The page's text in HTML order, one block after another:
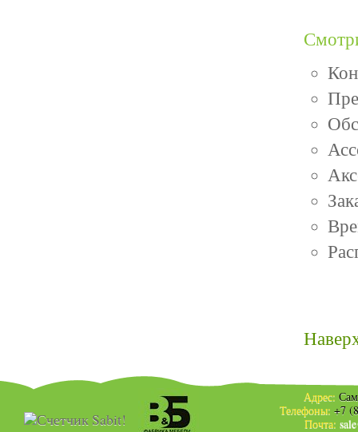
Адрес:
Телефоны: +7
Почта: